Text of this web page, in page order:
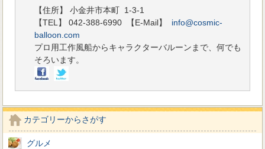
【住所】 小金井市本町 1-3-1
【TEL】 042-388-6990
【E-Mail】 info@cosmic-
balloon.com
プロ用工作風船からキャラクターバルーンまで、何でも
そろいます。
カテゴリーからさがす
グルメ